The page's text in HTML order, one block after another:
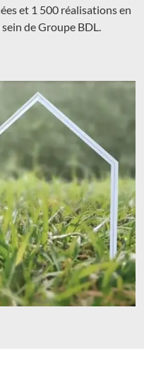
et 1 500 réalisations en
de Groupe BDL.